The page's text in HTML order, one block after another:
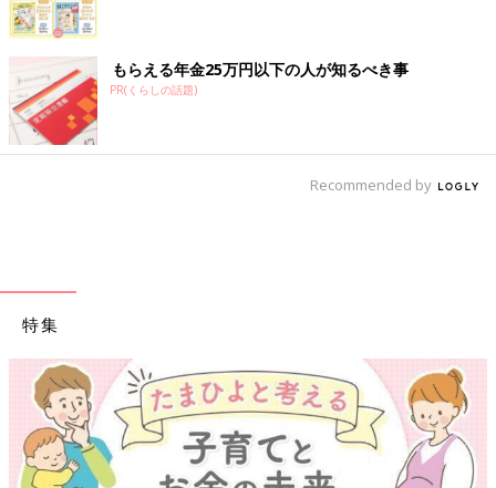
もらえる年金25万円以下の人が知るべき事
PR(くらしの話題)
Recommended by
特集